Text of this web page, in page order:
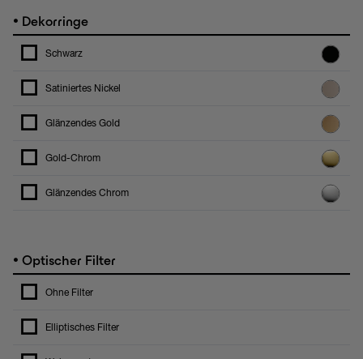
• Dekorringe
Schwarz
Satiniertes Nickel
Glänzendes Gold
Gold-Chrom
Glänzendes Chrom
• Optischer Filter
Ohne Filter
Elliptisches Filter